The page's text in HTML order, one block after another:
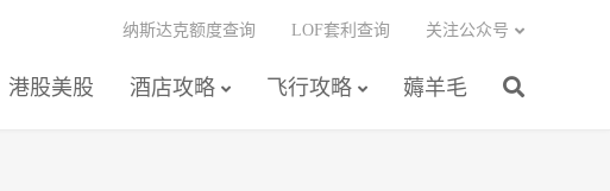
港股美股 酒店攻略 飞行攻略 薅羊毛
纳斯达克额度查询 LOF套利查询 关注公众号